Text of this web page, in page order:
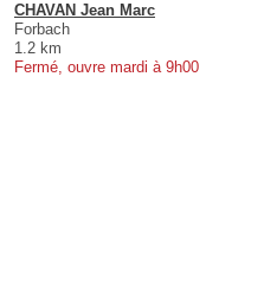
CHAVAN Jean Marc
Forbach
1.2 km
Fermé, ouvre mardi à 9h00